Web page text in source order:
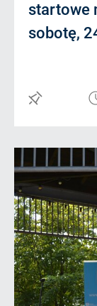
startowe
sobotę,